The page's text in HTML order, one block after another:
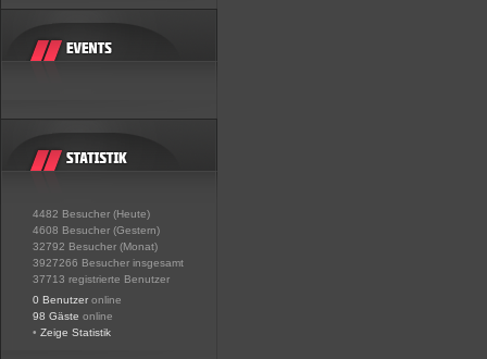
4482 Besucher (Heute)
4608 Besucher (Gestern)
32792 Besucher (Monat)
3927266 Besucher insgesamt
37713 registrierte Benutzer
0 Benutzer online
98 Gäste online
• Zeige Statistik